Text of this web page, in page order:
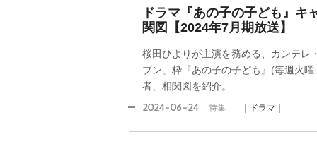
ドラマ『あの子の子ども』キ
関図【2024年7月期放送】
桜田ひよりが主演を務める、カンテ
ブン」枠『あの子の子ども』(毎週火
者、相関図を紹介。
2024-06-24 特集 ｜ドラマ｜